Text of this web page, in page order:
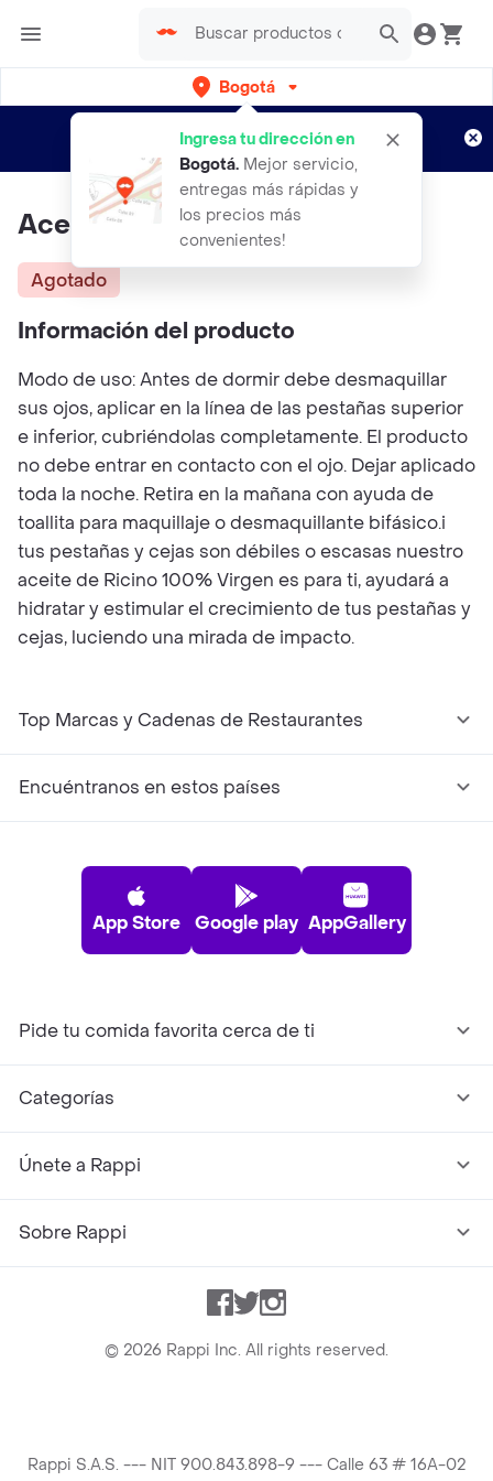
Bogotá
Ingresa tu dirección en
Bogotá. Mejor servicio,
entregas más rápidas y
los precios más
convenientes!
envíos gratis por semanas
Aplican TyC
Aceite De Ricino
Agotado
Información del producto
Modo de uso: Antes de dormir debe desmaquillar
sus ojos, aplicar en la línea de las pestañas superior
e inferior, cubriéndolas completamente. El producto
no debe entrar en contacto con el ojo. Dejar aplicado
toda la noche. Retira en la mañana con ayuda de
toallita para maquillaje o desmaquillante bifásico.i
tus pestañas y cejas son débiles o escasas nuestro
aceite de Ricino 100% Virgen es para ti, ayudará a
hidratar y estimular el crecimiento de tus pestañas y
cejas, luciendo una mirada de impacto.
Top Marcas y Cadenas de Restaurantes
Encuéntranos en estos países
App Store Google play AppGallery
Pide tu comida favorita cerca de ti
Categorías
Únete a Rappi
Sobre Rappi
Facebook
TwitterInstagram
© 2026 Rappi Inc. All rights reserved.
Rappi S.A.S. --- NIT 900.843.898-9 --- Calle 63 # 16A-02